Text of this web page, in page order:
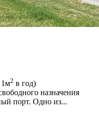
1м2 в год)
назначения
порт. Одно из...